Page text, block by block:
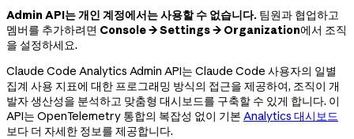
Admin API는 개인 계정에서는 사용할 수 없습니다. 팀원과 협업하고
멤버를 추가하려면 Console → Settings → Organization에서 조직
을 설정하세요.
Claude Code Analytics Admin API는 Claude Code 사용자의 일별
집계 사용 지표에 대한 프로그래밍 방식의 접근을 제공하여, 조직이 개
발자 생산성을 분석하고 맞춤형 대시보드를 구축할 수 있게 합니다. 이
API는 OpenTelemetry 통합의 복잡성 없이 기본 Analytics 대시보드
보다 더 자세한 정보를 제공합니다.